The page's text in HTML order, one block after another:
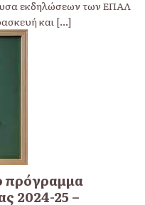
εκδηλώσεων των ΕΠΑΛ
και [...]
πρόγραμμα
2024-25 –